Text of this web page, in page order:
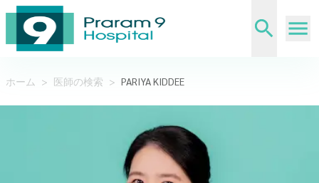
ホーム > 医師の検索 > PARIYA KIDDEE